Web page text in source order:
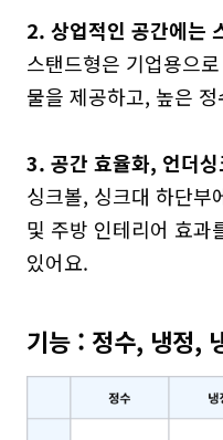
2. 상업적인 공간에는
스탠드형은 기업용으
물을 제공하고, 높은
3. 공간 효율화, 언더싱
싱크볼, 싱크대 하단부
및 주방 인테리어 효과
있어요.
기능 : 정수, 냉정,